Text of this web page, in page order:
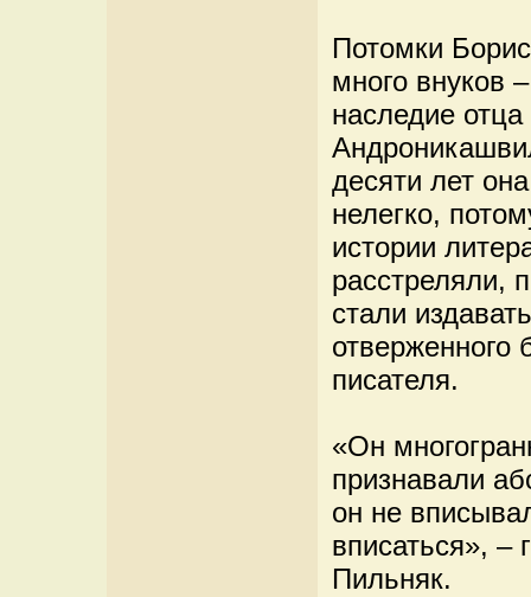
Потомки
много внуков
наследие
десяти лет
нелегко,
истории
расстреляли,
стали
отверженного
писателя.
«Он
признавали
он не
вписаться», –
Пильняк.